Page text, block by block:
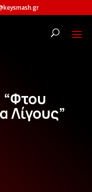
“Φτου
Λίγους”